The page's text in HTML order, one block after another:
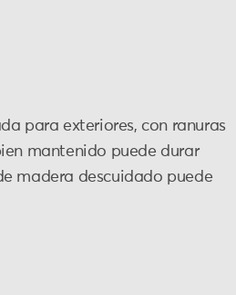
para exteriores, con ranuras
mantenido puede durar
madera descuidado puede